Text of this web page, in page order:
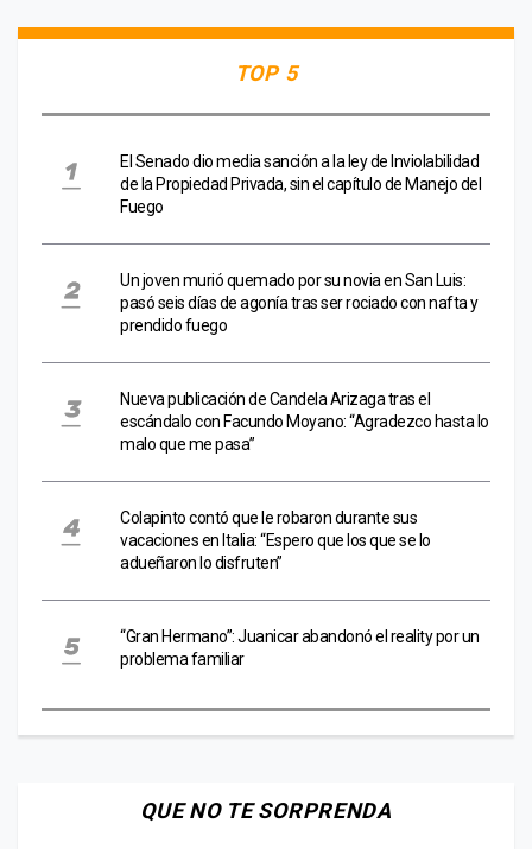
TOP 5
El Senado dio media sanción a la ley de Inviolabilidad
de la Propiedad Privada, sin el capítulo de Manejo del
Fuego
Un joven murió quemado por su novia en San Luis:
pasó seis días de agonía tras ser rociado con nafta y
prendido fuego
Nueva publicación de Candela Arizaga tras el
escándalo con Facundo Moyano: “Agradezco hasta lo
malo que me pasa”
Colapinto contó que le robaron durante sus
vacaciones en Italia: “Espero que los que se lo
adueñaron lo disfruten”
“Gran Hermano”: Juanicar abandonó el reality por un
problema familiar
QUE NO TE SORPRENDA